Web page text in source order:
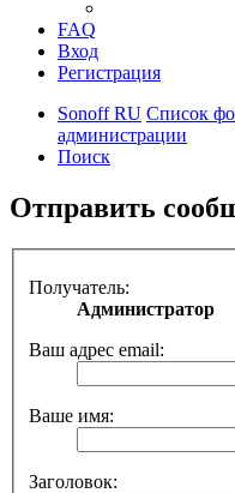
FAQ
Вход
Регистрация
Sonoff RU Список
администрации
Поиск
Отправить
Получатель:
Администратор
Ваш адрес email:
Ваше имя:
Заголовок: